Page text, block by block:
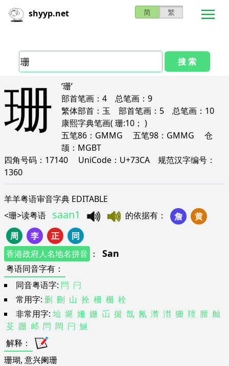
shyyp.net 简 繁
搜 索
珊
‘珊’
部首笔画： 4 总笔画： 9
繁体部首： 玉 部首笔画： 5 总笔画： 10
康熙字典笔画( 珊:10； )
五笔86： GMMG 五笔98： GMMG 仓
颉： MGBT
四角号码： 17140 UniCode： U+73CA 规范汉字编号：
1360
羊羊粤语审音字典 EDITABLE
<珊>读粤语 saan1 的依据有 ： 詹
黄
周
李 正
同
香港政府人名地名拼音 ： San
粤语同音字有 ：
同音粤语字: 閂 闩
常用字: 删 刪 山 拴 柵 栅 栓
非常用字: 圸 埏 姍 姗 屲 挻 氙 氥 潸 澘 狦 羶 膻 舢
芟 跚 邖 閂 閊 闩 鯅
解释 ：
珊瑚, 意兴阑珊